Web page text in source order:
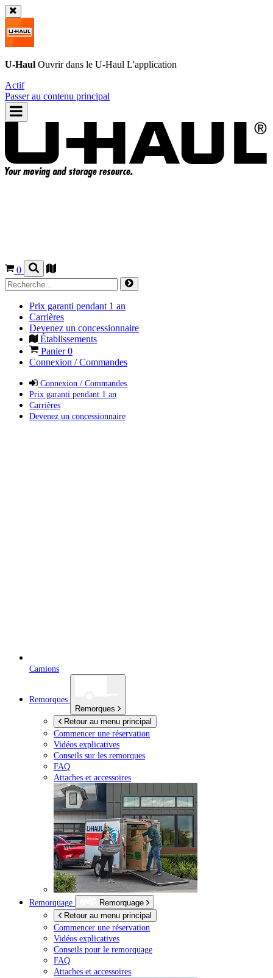
U-Haul Ouvrir dans le U-Haul L'application
Actif
Passer au contenu principal
0
Prix garanti pendant 1 an
Carrières
Devenez un concessionnaire
Établissements
Panier0
Connexion / Commandes
Connexion / Commandes
Prix garanti pendant 1 an
Carrières
Devenez un concessionnaire
Camions
Remorques
Remorques
Retour au menu principal
Commencer une réservation
Vidéos explicatives
Conseils sur les remorques
FAQ
Attaches et accessoires
Remorquage
Remorquage
Retour au menu principal
Commencer une réservation
Vidéos explicatives
Conseils pour le remorquage
FAQ
Attaches et accessoires